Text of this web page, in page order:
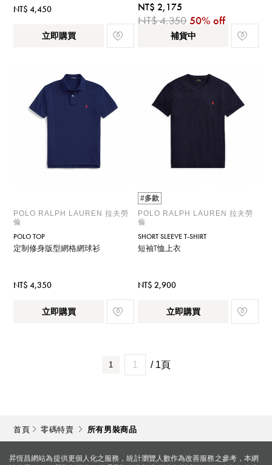
NT$ 4,450
立即購買
NT$ 2,175
NT$ 4,350 50% off
補貨中
POLO RALPH LAUREN 拉夫勞
倫
POLO TOP
定制修身版型網格網球衫
NT$ 4,350
立即購買
#多款
POLO RALPH LAUREN 拉夫勞
倫
SHORT SLEEVE T-SHIRT
短袖T恤上衣
NT$ 2,900
立即購買
1 / 1頁
首頁 零碼特賣 所有男裝商品
昇恆昌網站為提供更個人化之服務，統計瀏覽人數作為改善服務之參考，本網